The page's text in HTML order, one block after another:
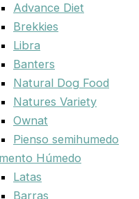
Advance Diet
Brekkies
Libra
Banters
Natural Dog Food
Natures Variety
Ownat
Pienso semihumedo
Húmedo
Latas
Barras